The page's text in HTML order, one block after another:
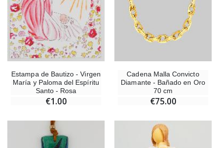
Estampa de Bautizo - Virgen
María y Paloma del Espíritu
Santo - Rosa
€1.00
Cadena Malla Convicto
Diamante - Bañado en Oro
70 cm
€75.00